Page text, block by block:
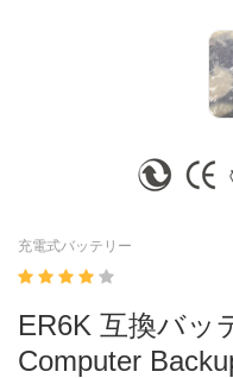
充電式バッテリー
ER6K 互換バッ
Computer